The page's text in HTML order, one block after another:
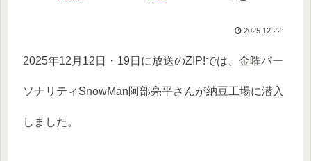
2025.12.22
2025年12月12日・19日に放送のZIP!では、金曜パー
ソナリティSnowMan阿部亮平さんが納豆工場に潜入
しました。